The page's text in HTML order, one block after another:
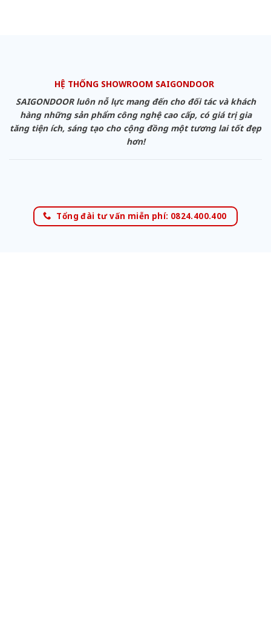
HỆ THỐNG SHOWROOM SAIGONDOOR
SAIGONDOOR luôn nỗ lực mang đến cho đối tác và khách
hàng những sản phẩm công nghệ cao cấp, có giá trị gia
tăng tiện ích, sáng tạo cho cộng đồng một tương lai tốt đẹp
hơn!
Tổng đài tư vấn miễn phí: 0824.400.400